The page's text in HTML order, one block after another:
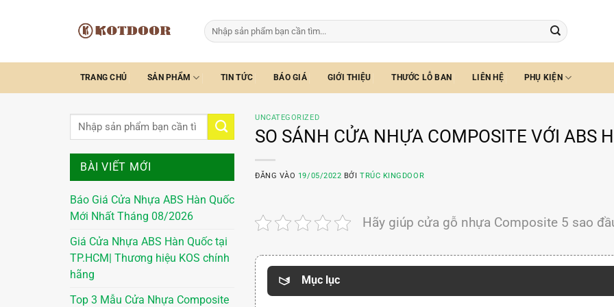
Tìm
kiếm:
TRANG CHỦ SẢN PHẨM TIN TỨC BÁO GIÁ GIỚI THIỆU THƯỚC LỖ BAN LIÊN HỆ PHỤ KIỆN
BÀI VIẾT MỚI
Báo Giá Cửa Nhựa ABS Hàn Quốc
Mới Nhất Tháng 08/2026
Giá Cửa Nhựa ABS Hàn Quốc tại
TP.HCM| Thương hiệu KOS chính
hãng
Top 3 Mẫu Cửa Nhựa Composite
UNCATEGORIZED
SO SÁNH CỬA NHỰA COMPOSITE VỚI ABS
ĐĂNG VÀO 19/05/2022 BỞITRÚC KINGDOOR
Hãy giúp cửa gỗ nhựa Composite 5 sao
Mục lục